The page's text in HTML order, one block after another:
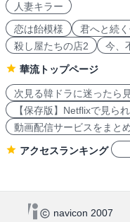
人妻キラー
恋は飴模様
君へと続
殺し屋たちの店2
今、
華流トップページ
次見る韓ドラに迷ったら
【保存版】Netflixで見ら
動画配信サービスをまと
アクセスランキング
navicon 2007